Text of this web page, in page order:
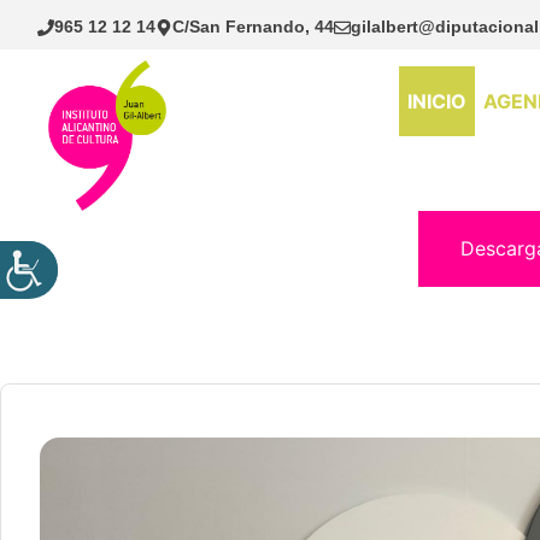
Saltar
965 12 12 14 C/San Fernando, 44
INICIO